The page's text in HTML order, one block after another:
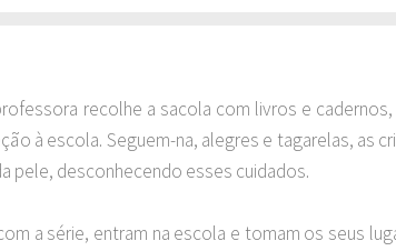
recolhe a sacola com livros e
à escola. Seguem-na, alegres e tagarelas, as
pele, desconhecendo esses cuidados.
a série, entram na escola e tomam os seus